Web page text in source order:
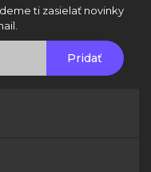
ti zasielať novinky
Pridať